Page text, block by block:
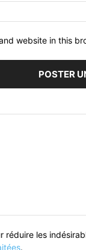
website in this
réduire les
.